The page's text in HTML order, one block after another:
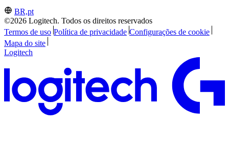
BR,pt
©2026 Logitech. Todos os direitos reservados
Termos de uso Política de privacidade Configurações de cookie
Mapa do site
Logitech